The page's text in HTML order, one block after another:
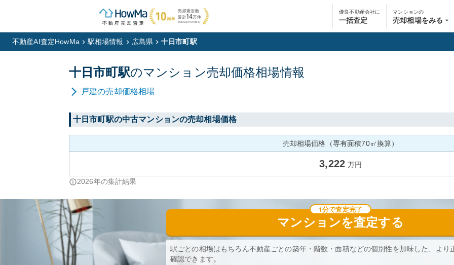
優良不動産会社に
一括査定
マンションの
売却相場をみる
不動産AI査定HowMa 駅相場情報 広島県 十日市町駅
十日市町駅のマンション売却価格相場情報
戸建の売却価格相場
十日市町駅の中古マンションの売却相場価格
売却相場価格（専有面積70㎡換算）
3,222 万円
2026年の集計結果
マンションを査定する
1分で査定完了
駅ごとの相場はもちろん不動産ごとの築年・階数・面積などの個別性を加味した、より
確認できます。